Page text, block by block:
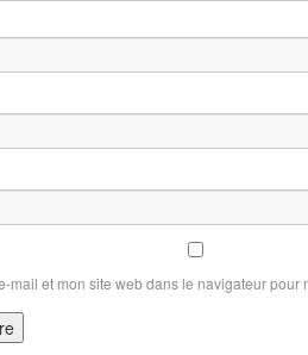
mail et mon site web dans le navigateur pour